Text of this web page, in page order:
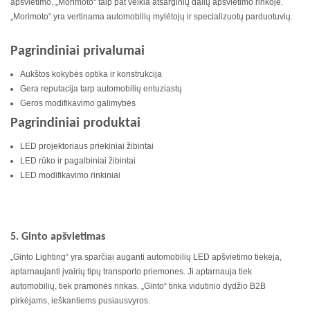
„Morimoto“ yra vertinama automobilių mylėtojų ir specializuotų parduotuvių.
Pagrindiniai privalumai
Aukštos kokybės optika ir konstrukcija
Gera reputacija tarp automobilių entuziastų
Geros modifikavimo galimybės
Pagrindiniai produktai
LED projektoriaus priekiniai žibintai
LED rūko ir pagalbiniai žibintai
LED modifikavimo rinkiniai
5. Ginto apšvietimas
„Ginto Lighting“ yra sparčiai auganti automobilių LED apšvietimo tiekėja,
aptarnaujanti įvairių tipų transporto priemones. Ji aptarnauja tiek
automobilių, tiek pramonės rinkas. „Ginto“ tinka vidutinio dydžio B2B
pirkėjams, ieškantiems pusiausvyros.